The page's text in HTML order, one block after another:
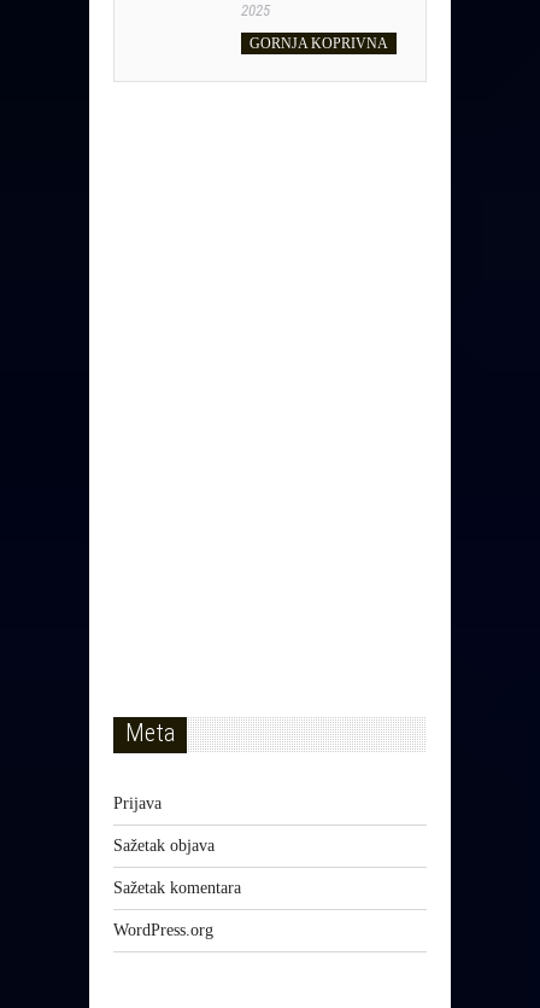
2025
GORNJA KOPRIVNA
Meta
Prijava
Sažetak objava
Sažetak komentara
WordPress.org